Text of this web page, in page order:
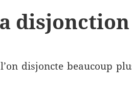
disjonction
disjoncte beaucoup